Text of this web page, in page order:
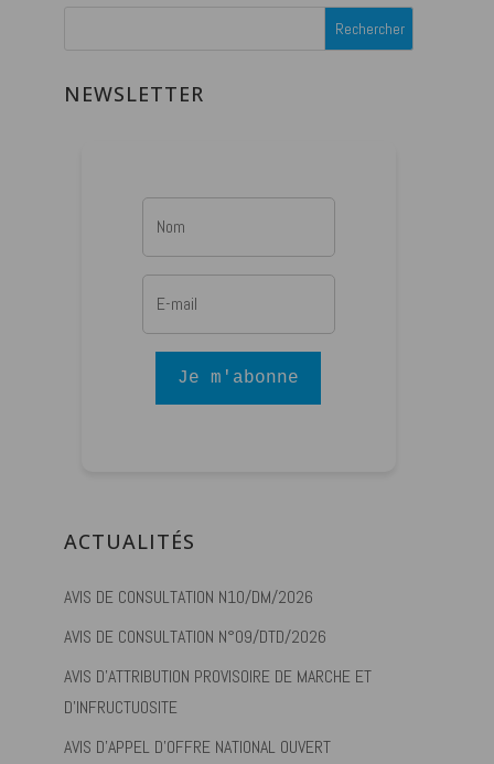
NEWSLETTER
Je m'abonne
ACTUALITÉS
AVIS DE CONSULTATION N10/DM/2026
AVIS DE CONSULTATION N°09/DTD/2026
AVIS D’ATTRIBUTION PROVISOIRE DE MARCHE ET
D’INFRUCTUOSITE
AVIS D’APPEL D’OFFRE NATIONAL OUVERT